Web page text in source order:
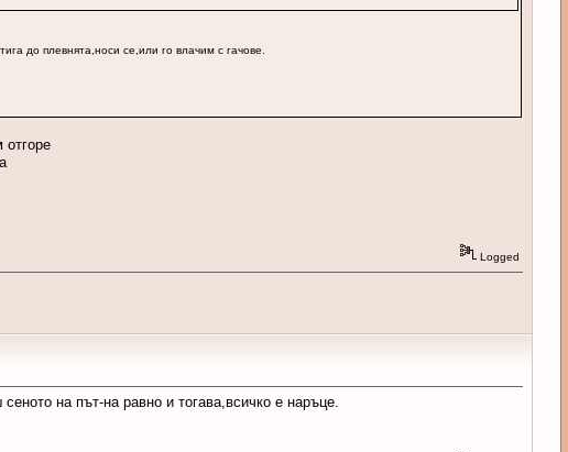
до плевнята,носи се,или го влачим с гачове.
отгоре
Logged
на път-на равно и тогава,всичко е наръце.